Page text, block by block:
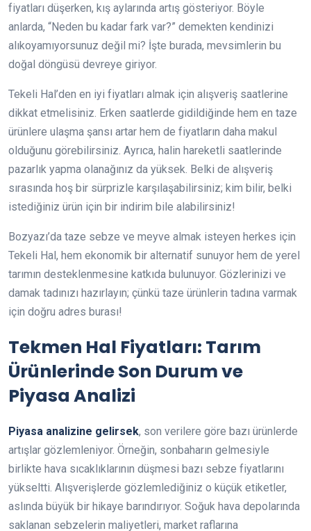
fiyatları düşerken, kış aylarında artış gösteriyor. Böyle
anlarda, “Neden bu kadar fark var?” demekten kendinizi
alıkoyamıyorsunuz değil mi? İşte burada, mevsimlerin bu
doğal döngüsü devreye giriyor.
Tekeli Hal’den en iyi fiyatları almak için alışveriş saatlerine
dikkat etmelisiniz. Erken saatlerde gidildiğinde hem en taze
ürünlere ulaşma şansı artar hem de fiyatların daha makul
olduğunu görebilirsiniz. Ayrıca, halin hareketli saatlerinde
pazarlık yapma olanağınız da yüksek. Belki de alışveriş
sırasında hoş bir sürprizle karşılaşabilirsiniz; kim bilir, belki
istediğiniz ürün için bir indirim bile alabilirsiniz!
Bozyazı’da taze sebze ve meyve almak isteyen herkes için
Tekeli Hal, hem ekonomik bir alternatif sunuyor hem de yerel
tarımın desteklenmesine katkıda bulunuyor. Gözlerinizi ve
damak tadınızı hazırlayın; çünkü taze ürünlerin tadına varmak
için doğru adres burası!
Tekmen Hal Fiyatları: Tarım
Ürünlerinde Son Durum ve
Piyasa Analizi
Piyasa analizine gelirsek, son verilere göre bazı ürünlerde
artışlar gözlemleniyor. Örneğin, sonbaharın gelmesiyle
birlikte hava sıcaklıklarının düşmesi bazı sebze fiyatlarını
yükseltti. Alışverişlerde gözlemlediğiniz o küçük etiketler,
aslında büyük bir hikaye barındırıyor. Soğuk hava depolarında
saklanan sebzelerin maliyetleri, market raflarına